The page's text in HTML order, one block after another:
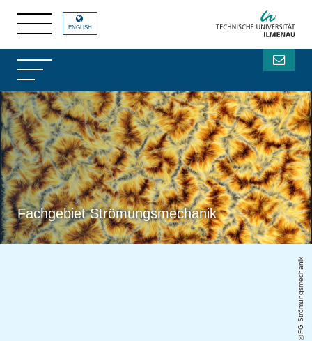
Fachgebiet Strömungsmechanik
ENGLISH
FG Strömungsmechanik